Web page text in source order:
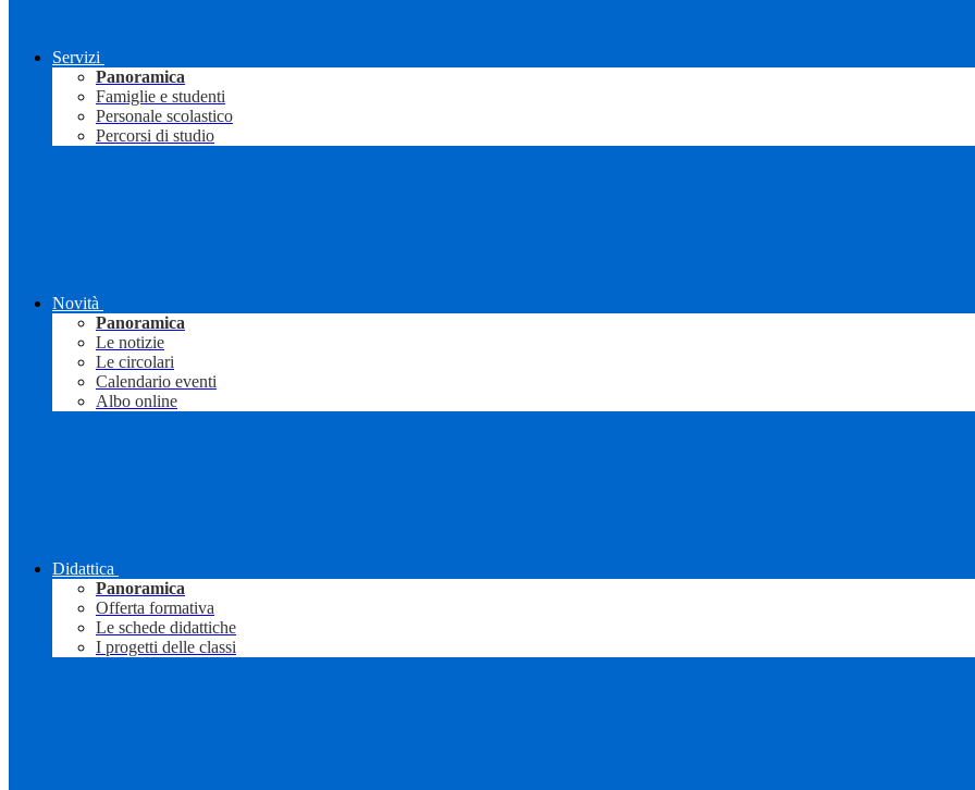
Servizi
Panoramica
Famiglie e studenti
Personale scolastico
Percorsi di studio
Novità
Panoramica
Le notizie
Le circolari
Calendario eventi
Albo online
Didattica
Panoramica
Offerta formativa
Le schede didattiche
I progetti delle classi